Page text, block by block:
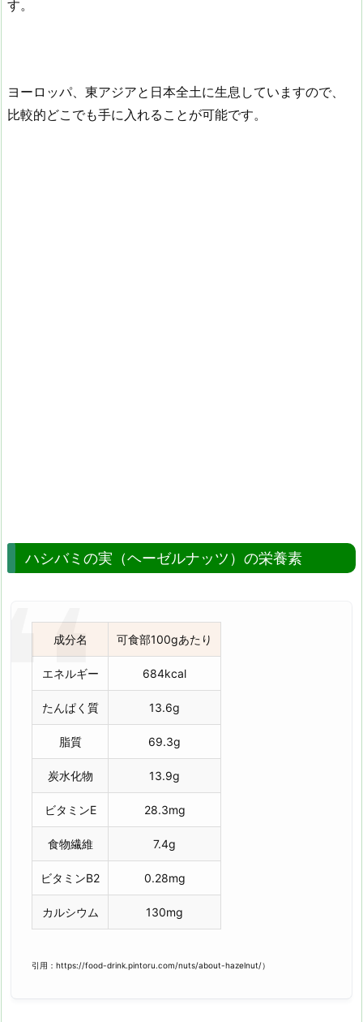
す。
ヨーロッパ、東アジアと日本全土に生息していますので、
比較的どこでも手に入れることが可能です。
ハシバミの実（ヘーゼルナッツ）の栄養素
成分名 可食部100gあたり
エネルギー 684kcal
たんぱく質 13.6g
脂質 69.3g
炭水化物 13.9g
ビタミンE 28.3mg
食物繊維 7.4g
ビタミンB2 0.28mg
カルシウム 130mg
引用：https://food-drink.pintoru.com/nuts/about-hazelnut/）